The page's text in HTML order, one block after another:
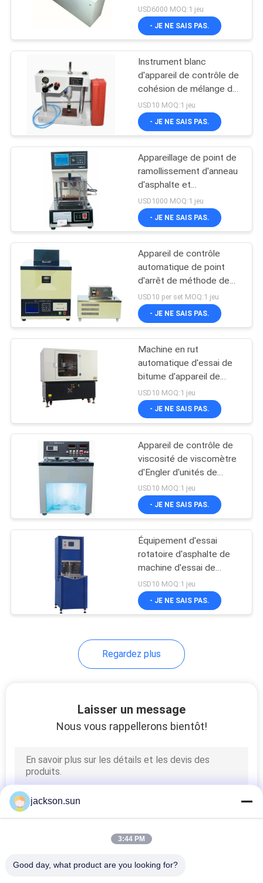
DEMANDEZ
CITATION
PLAN
SITE
POLITIQUE
CONFIDENTIALITÉ
USD6000 MOQ:1 jeu
- JE NE SAIS PAS.
Instrument blanc
d'appareil de contrôle de
cohésion de mélange de
boue d'équipement
d'essai d'asphalte
USD10 MOQ:1 jeu
- JE NE SAIS PAS.
Appareillage de point de
ramollissement d'anneau
d'asphalte et
d'appareillage de boule
USD1000 MOQ:1 jeu
- JE NE SAIS PAS.
Appareil de contrôle
automatique de point
d'arrêt de méthode de
Fraass d'équipement
d'essai d'asphalte
USD10 per set MOQ:1 jeu
- JE NE SAIS PAS.
Machine en rut
automatique d'essai de
bitume d'appareil de
contrôle de voie
d'équipement/roue
d'essai d'asphalte
USD10 MOQ:1 jeu
- JE NE SAIS PAS.
Appareil de contrôle de
viscosité de viscomètre
d'Engler d'unités de
l'équipement d'essai
d'asphalte d'ASTM
D1665 2
USD10 MOQ:1 jeu
- JE NE SAIS PAS.
Équipement d'essai
rotatoire d'asphalte de
machine d'essai de
compacteur d'ASTM
D6925 Superpave
USD10 MOQ:1 jeu
- JE NE SAIS PAS.
Regardez plus
Laisser un message
Nous vous rappellerons bientôt!
jackson.sun
3:44 PM
Good day, what product are you looking for?